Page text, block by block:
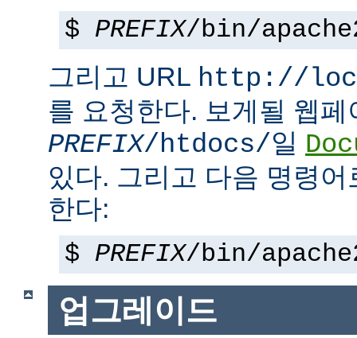
$ PREFIX/bin/
그리고 URL http://
를 요청한다. 보게될 웹
PREFIX/htdocs/일
있다. 그리고 다음 명령
한다:
$ PREFIX/bin/
업그레이드